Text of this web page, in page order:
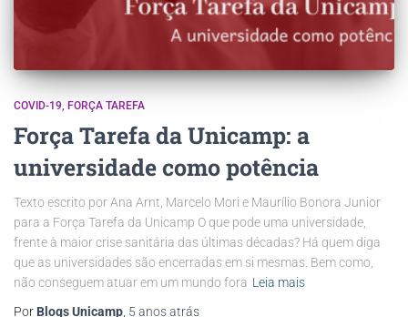
COVID-19 FORÇA TAREFA
Força Tarefa da Unicamp: a
universidade como potência
Texto escrito por Ana Arnt, Marcelo Mori e Maurílio Bonora Junior
para a Força Tarefa da Unicamp O que pode uma universidade,
frente à maior crise sanitária das últimas décadas? Há quem diga
que as universidades são encerradas em si mesmas. Bem como,
não conseguem atuar em um mundo fora Leia mais
Por Blogs Unicamp 5 anosatrás